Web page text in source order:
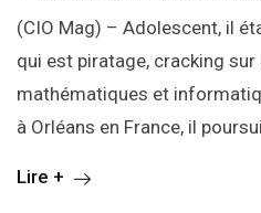
(CIO Mag) – Adolescent, il
qui est piratage, cracking sur
mathématiques et
à Orléans en France, il
Lire +